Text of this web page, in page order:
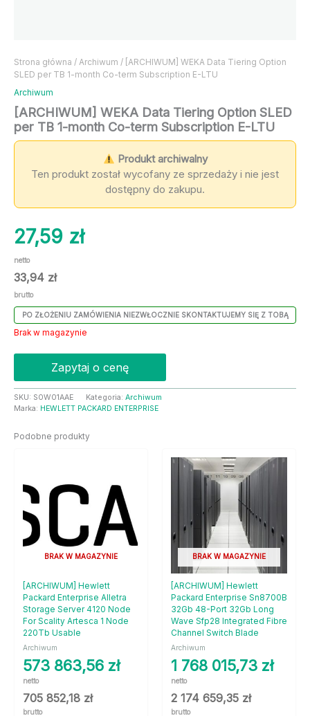
Strona główna / Archiwum / [ARCHIWUM] WEKA Data Tiering Option
SLED per TB 1-month Co-term Subscription E-LTU
Archiwum
[ARCHIWUM] WEKA Data Tiering Option SLED
per TB 1-month Co-term Subscription E-LTU
Produkt archiwalny
Ten produkt został wycofany ze sprzedaży i nie jest
dostępny do zakupu.
27,59 zł
netto
33,94 zł
brutto
PO ZŁOŻENIU ZAMÓWIENIA NIEZWŁOCZNIE SKONTAKTUJEMY SIĘ Z TOBĄ
Brak w magazynie
Zapytaj o cenę
SKU: S0W01AAE Kategoria: Archiwum
Marka: HEWLETT PACKARD ENTERPRISE
Podobne produkty
BRAK W MAGAZYNIE
[ARCHIWUM] Hewlett
Packard Enterprise Alletra
Storage Server 4120 Node
For Scality Artesca 1 Node
220Tb Usable
Archiwum
573 863,56 zł
netto
705 852,18 zł
brutto
BRAK W MAGAZYNIE
[ARCHIWUM] Hewlett
Packard Enterprise Sn8700B
32Gb 48-Port 32Gb Long
Wave Sfp28 Integrated Fibre
Channel Switch Blade
Archiwum
1 768 015,73 zł
netto
2 174 659,35 zł
brutto